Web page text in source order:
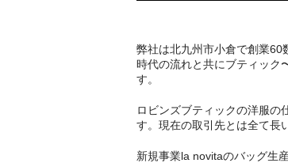
弊社は北九州市小倉で創業60
時代の流れと共にブティック
す。
ロビンズブティックの洋服の
す。現在の取引先とは全て長
新規事業la novitaのバッグ生